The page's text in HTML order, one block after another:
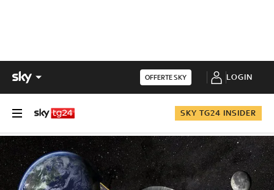
OFFERTE SKY LOGIN
SKY TG24 INSIDER